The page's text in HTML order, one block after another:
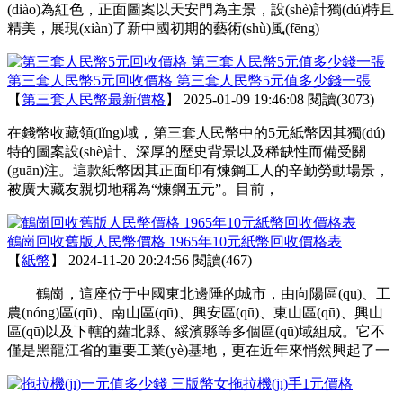
(diào)為紅色，正面圖案以天安門為主景，設(shè)計獨(dú)特且
精美，展現(xiàn)了新中國初期的藝術(shù)風(fēng)
第三套人民幣5元回收價格 第三套人民幣5元值多少錢一張
【第三套人民幣最新價格 】 2025-01-09 19:46:08 閱讀(3073)
在錢幣收藏領(lǐng)域，第三套人民幣中的5元紙幣因其獨(dú)
特的圖案設(shè)計、深厚的歷史背景以及稀缺性而備受關
(guān)注。這款紙幣因其正面印有煉鋼工人的辛勤勞動場景，
被廣大藏友親切地稱為“煉鋼五元”。目前，
鶴崗回收舊版人民幣價格 1965年10元紙幣回收價格表
【紙幣 】 2024-11-20 20:24:56 閱讀(467)
鶴崗，這座位于中國東北邊陲的城市，由向陽區(qū)、工
農(nóng)區(qū)、南山區(qū)、興安區(qū)、東山區(qū)、興山
區(qū)以及下轄的蘿北縣、綏濱縣等多個區(qū)域組成。它不
僅是黑龍江省的重要工業(yè)基地，更在近年來悄然興起了一